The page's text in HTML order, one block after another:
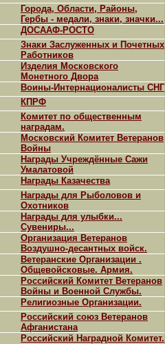
Города, Области, Районы,
Гербы - медали, знаки, значки...
ДОСААФ-РОСТО
Знаки Заслуженных и Почетных
Работников
Изделия Московского
Монетного Двора
Воины-Интернационалисты СНГ
КПРФ
Комитет по общественным
наградам.
Московский Комитет Ветеранов
Войны
Награды Учреждённые Сажи
Умалатовой
Награды Казачества
Награды для Рыболовов и
Охотников
Награды для улыбки...
Сувениры...
Организация Ветеранов
Воздушно-десантных войск.
Ветеранские Организации .
Общевойсковые. Армия.
Российский Комитет Ветеранов
Войны и Военной Службы.
Религиозные Организации.
Российский союз Ветеранов
Афганистана
Российский Наградной Комитет.